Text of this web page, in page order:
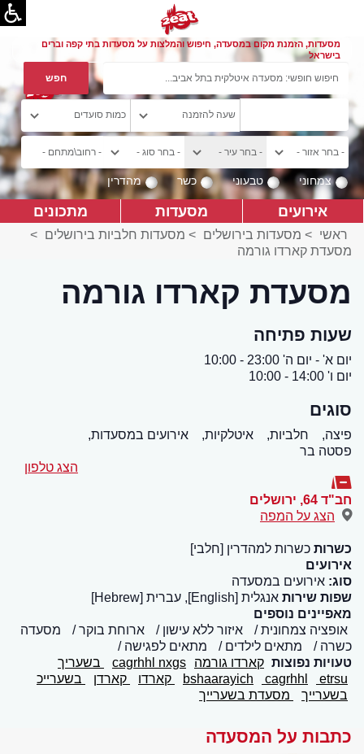
מסעדות, הזמנת מקום במסעדה, חיפוש והמלצות על מסעדות בתי קפה וברים
בישראל
צמחוני טבעוני כשר מהדרין
אירועים מסעדות מתכונים
ראשי > מסעדות בירושלים > מסעדות חלביות בירושלים >
מסעדת קארדו גורמה
מסעדת קארדו גורמה
שעות פתיחה
יום א' - יום ה' 23:00 - 10:00
יום ו' 14:00 - 10:00
סוגים
פיצה, חלביות, איטלקיות,
אירועים במסעדות,
פסטה בר
הצג טלפון
חב"ד 64 , ירושלים
הצג על המפה
כשרות כשרות למהדרין [חלבי]
אירועים
סוג: אירועים במסעדה
שפות שירות אנגלית [English], עברית [Hebrew]
מאפיינים נוספים
אופציה צמחונית
איזור ללא עישון ארוחת בוקר
מסעדה
כשרה
מתאים לילדים
מתאים לפגישה
טעויות נפוצות קארדו גורמה cagrhhl nxgs
בשעריך
bshaarayich
cagrhhl etrsu קארדו קארדן
בשערייכ
בשערייך
מסעדת בשערייך
כתבות על המסעדה